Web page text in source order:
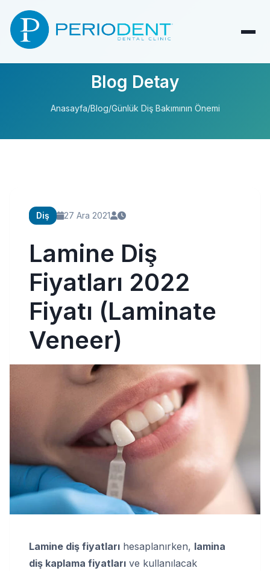
Blog Detay
Anasayfa/Blog/Günlük Diş Bakımının Önemi
Diş 27 Ara 2021
Lamine Diş
Fiyatları 2022
Fiyatı (Laminate
Veneer)
Lamine diş fiyatları hesaplanırken, lamina
diş kaplama fiyatları ve kullanılacak